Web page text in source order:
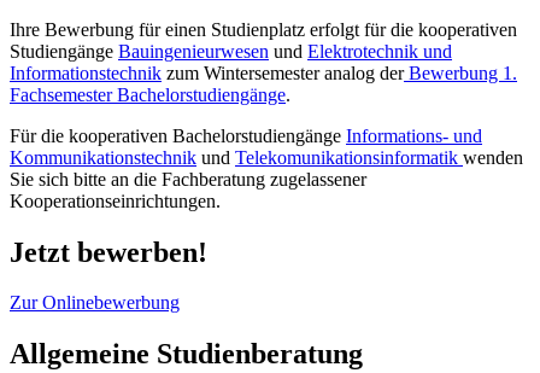
Ihre Bewerbung für einen Studienplatz erfolgt für die kooperativen
Studiengänge Bauingenieurwesen und Elektrotechnik und
Informationstechnik zum Wintersemester analog derBewerbung 1.
Fachsemester Bachelorstudiengänge.
Für die kooperativen Bachelorstudiengänge Informations- und
Kommunikationstechnik und Telekomunikationsinformatik wenden
Sie sich bitte an die Fachberatung zugelassener
Kooperationseinrichtungen.
Jetzt bewerben!
Zur Onlinebewerbung
Allgemeine Studienberatung